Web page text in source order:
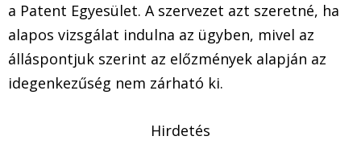
a Patent Egyesület. A szervezet azt szeretné, ha
alapos vizsgálat indulna az ügyben, mivel az
álláspontjuk szerint az előzmények alapján az
idegenkezűség nem zárható ki.
Hirdetés